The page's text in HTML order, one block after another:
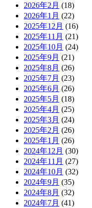
2026年2月 (18)
2026年1月 (22)
2025年12月 (16)
2025年11月 (21)
2025年10月 (24)
2025年9月 (21)
2025年8月 (26)
2025年7月 (23)
2025年6月 (26)
2025年5月 (18)
2025年4月 (25)
2025年3月 (24)
2025年2月 (26)
2025年1月 (26)
2024年12月 (30)
2024年11月 (27)
2024年10月 (32)
2024年9月 (35)
2024年8月 (32)
2024年7月 (41)